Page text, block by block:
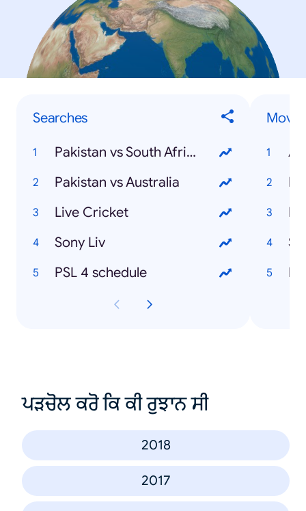
Searches
Pakistan vs South Africa
Pakistan vs Australia
Live Cricket
Sony Liv
PSL 4 schedule
ਪੜਚੋਲ ਕਰੋ ਕਿ ਕੀ ਰੁਝਾਨ ਸੀ
2018
2017